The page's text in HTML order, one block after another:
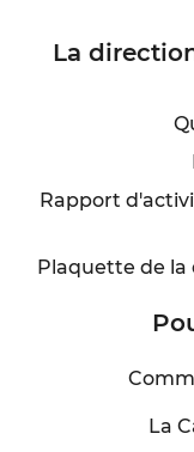
La
Rapport
Plaquette de la
La